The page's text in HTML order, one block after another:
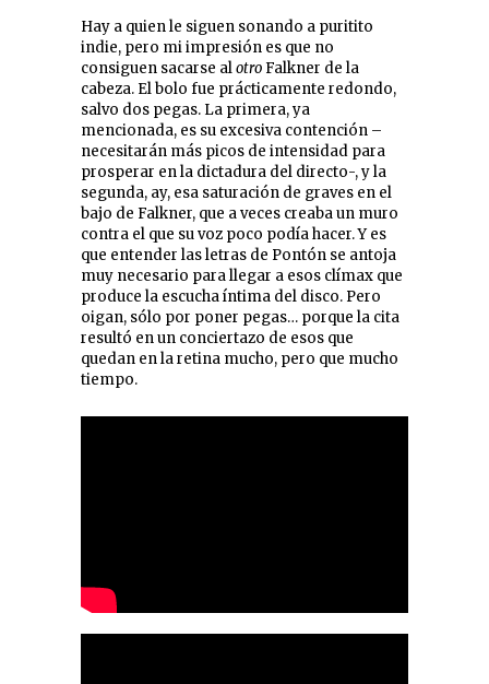
Hay a quien le siguen sonando a puritito
indie, pero mi impresión es que no
consiguen sacarse alotro Falkner de la
cabeza. El bolo fue prácticamente redondo,
salvo dos pegas. La primera, ya
mencionada, es su excesiva contención –
necesitarán más picos de intensidad para
prosperar en la dictadura del directo-, y la
segunda, ay, esa saturación de graves en el
bajo de Falkner, que a veces creaba un muro
contra el que su voz poco podía hacer. Y es
que entender las letras de Pontón se antoja
muy necesario para llegar a esos clímax que
produce la escucha íntima del disco. Pero
oigan, sólo por poner pegas… porque la cita
resultó en un conciertazo de esos que
quedan en la retina mucho, pero que mucho
tiempo.